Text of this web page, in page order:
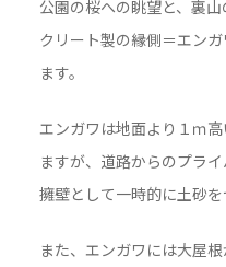
公園の桜への眺望と、裏
クリート製の縁側＝エン
ます。
エンガワは地面より１ｍ
ますが、道路からのプラ
擁壁として一時的に土砂を
また、エンガワには大屋